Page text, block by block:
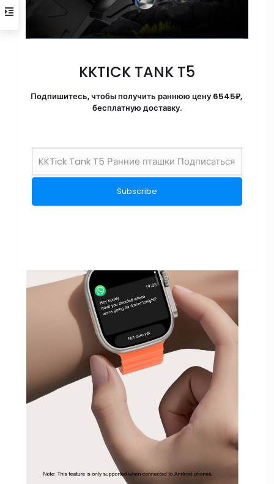
KKTICK TANK T5
Подпишитесь, чтобы получить раннюю цену 6545₽,
бесплатную доставку.